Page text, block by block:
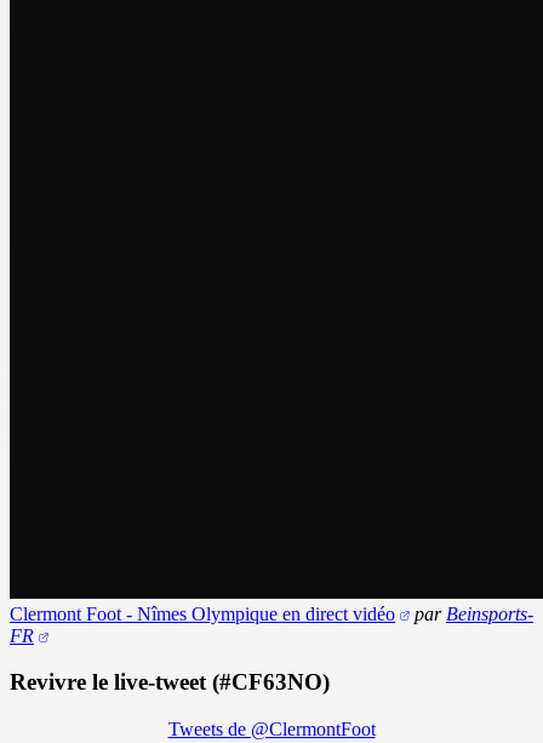
Clermont Foot - Nîmes Olympique en direct vidéo par Beinsports-
FR
Revivre le live-tweet (#CF63NO)
Tweets de @ClermontFoot